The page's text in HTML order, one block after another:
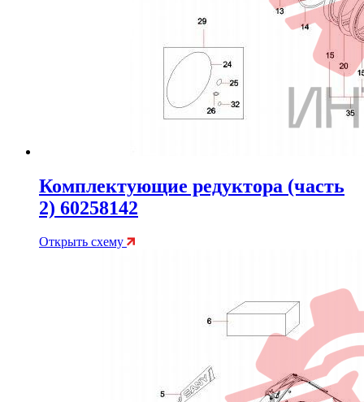
Комплектующие редуктора (часть
2) 60258142
Открыть схему